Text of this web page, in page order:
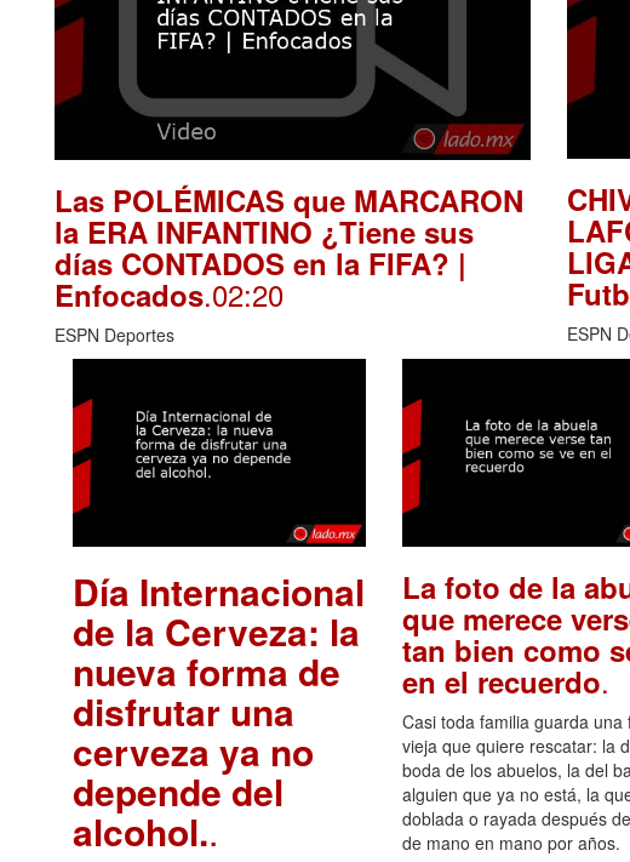
Las POLÉMICAS que MARCARON
la ERA INFANTINO ¿Tiene sus
días CONTADOS en la FIFA? |
Enfocados.02:20
ESPN Deportes ESPN
Día Internacional
de la Cerveza: la
nueva forma de
disfrutar una
cerveza ya no
depende del
alcohol..
La foto de la
que merece
tan bien como
en el recuerdo.
Casi toda familia guarda una
vieja que quiere rescatar: la
boda de los abuelos, la del
alguien que ya no está, la
doblada o rayada después
de mano en mano por años.